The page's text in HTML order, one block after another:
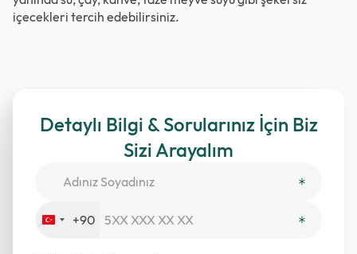
içecekleri tercih edebilirsiniz.
Detaylı Bilgi & Sorularınız İçin Biz
Sizi Arayalım
Turkey
+90